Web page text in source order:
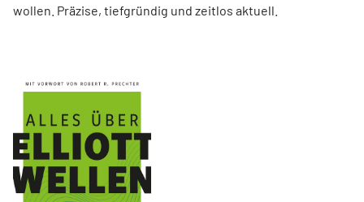
wollen. Präzise, tiefgründig und zeitlos aktuell.